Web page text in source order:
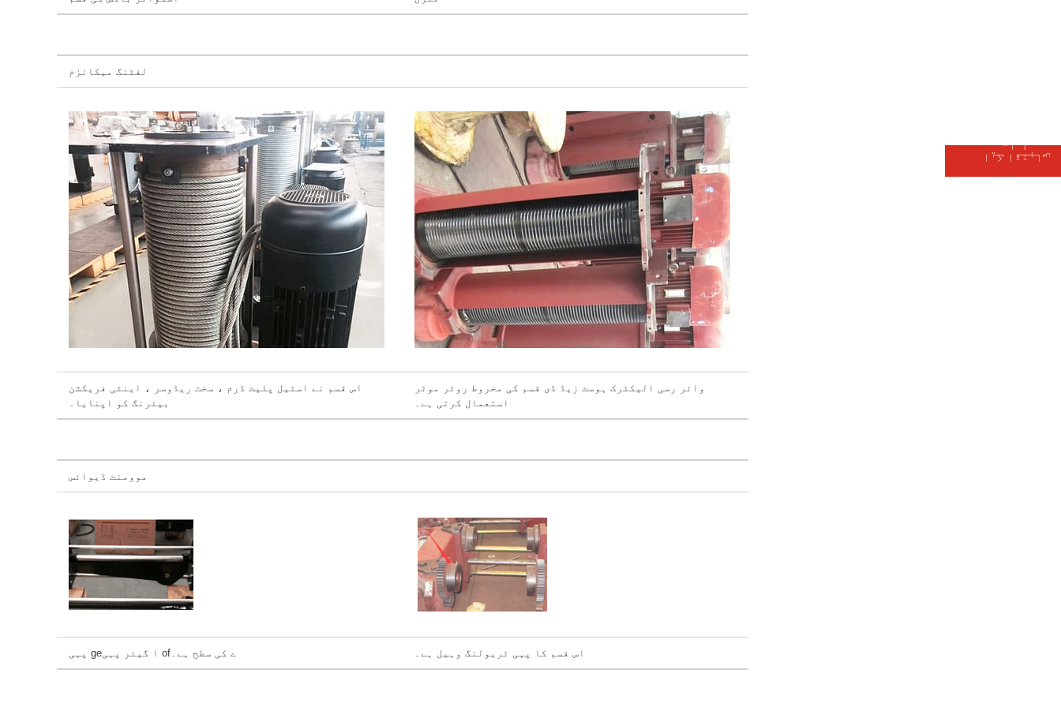
لفٹنگ میکانزم
اس قسم نے اسٹیل پلیٹ ڈرم ، سخت ریڈوسر ، اینٹی فریکشن
بیئرنگ کو اپنایا۔
وائر رسی الیکٹرک ہوسٹ زیڈ ڈی قسم کی مخروط روٹر موٹر
استعمال کرتی ہے۔
موومنٹ ڈیوائس
پہی geا گیئر پہی ofے کی سطح ہے۔ اس قسم کا پہی ٹریولنگ وہیل ہے۔
ایک اقتباس
حاصل